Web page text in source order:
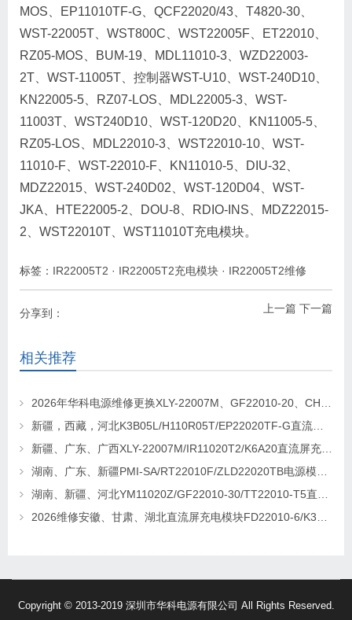
MOS、EP11010TF-G、QCF22020/43、T4820-30、
WST-22005T、WST800C、WST22005F、ET22010、
RZ05-MOS、BUM-19、MDL11010-3、WZD22003-
2T、WST-11005T、控制器WST-U10、WST-240D10、
KN22005-5、RZ07-LOS、MDL22005-3、WST-
11003T、WST240D10、WST-120D20、KN11005-5、
RZ05-LOS、MDL22010-3、WST22010-10、WST-
11010-F、WST-22010-F、KN11010-5、DIU-32、
MDZ22015、WST-240D02、WST-120D04、WST-
JKA、HTE22005-2、DOU-8、RDIO-INS、MDZ22015-
2、WST22010T、WST11010T充电模块。
标签： IR22005T2 · IR22005T2充电模块 · IR22005T2维修
上一篇 下一篇
分享到：
相关推荐
2026年华科电源维修更换XLY-22007M、GF22010-20、CHR-22020直流屏充电模块
新疆，西藏，河北K3B05L/H110R05T/EP22020TF-G直流屏充电模块维修更换
新疆、广东、广西XLY-22007M/IR11020T2/K6A20直流屏充电模块维修更换
湖南、广东、新疆PMI-SA/RT22010F/ZLD22020TB电源模块维修更换
湖南、新疆、河北YM11020Z/GF22010-30/TT22010-T5直流屏充电模块维修更换
2026维修安徽、甘肃、湖北直流屏充电模块FD22010-6/K3B20L/GF22010-10
Copyright © 2013-2019 深圳市华科电源有限公司 All Rights Reserved.